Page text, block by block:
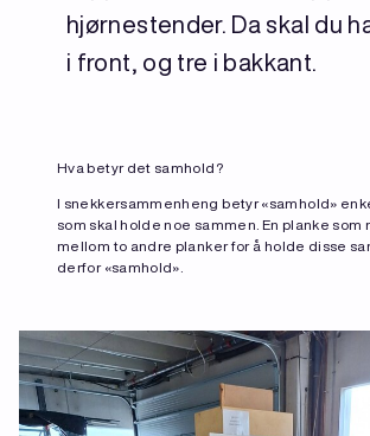
hjørnestender. Da skal du
i front, og tre i bakkant.
Hva betyr det samhold?
I snekkersammenheng betyr «samhold»
som skal holde noe sammen. En planke som
mellom to andre planker for å holde disse
derfor «samhold».